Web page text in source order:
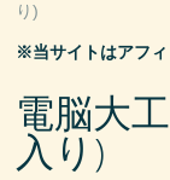
り)
※当サイトはアフ
電脳大
入り)